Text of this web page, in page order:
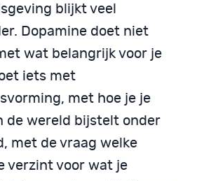
blijkt veel
Dopamine doet niet
wat belangrijk voor je
iets met
met hoe je je
de wereld bijstelt onder
met de vraag welke
verzint voor wat je